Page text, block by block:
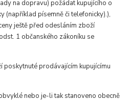
na dopravu) požádat kupujícího o
(například písemně či telefonicky).),
ještě před odesláním zboží
1 občanského zákoníku se
poskytnuté prodávajícím kupujícímu
nebo je-li tak stanoveno obecně